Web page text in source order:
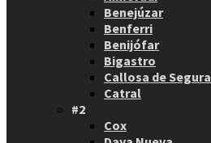
Benejúzar
Benferri
Benijófar
Bigastro
Callosa de Segura
Catral
#2
Cox